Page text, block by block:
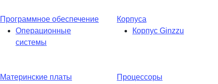
Программное обеспечение
Операционные
системы
Корпуса
Корпус Ginzzu
Материнские платы
Процессоры